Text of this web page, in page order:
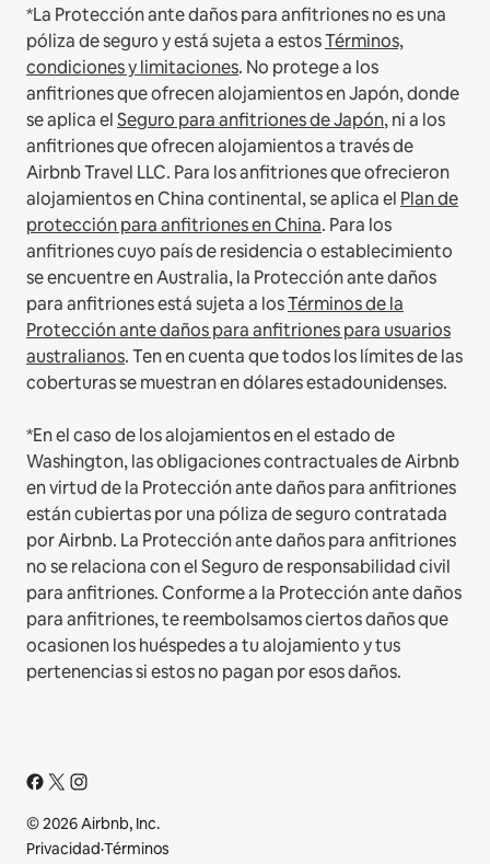
*La Protección ante daños para anfitriones no es una
póliza de seguro y está sujeta a estosTérminos,
condiciones y limitaciones. No protege a los
anfitriones que ofrecen alojamientos en Japón, donde
se aplica elSeguro para anfitriones de Japón, ni a los
anfitriones que ofrecen alojamientos a través de
Airbnb Travel LLC. Para los anfitriones que ofrecieron
alojamientos en China continental, se aplica el Plan de
protección para anfitriones en China. Para los
anfitriones cuyo país de residencia o establecimiento
se encuentre en Australia, la Protección ante daños
para anfitriones está sujeta a losTérminos de la
Protección ante daños para anfitriones para usuarios
australianos. Ten en cuenta que todos los límites de las
coberturas se muestran en dólares estadounidenses.
*En el caso de los alojamientos en el estado de
Washington, las obligaciones contractuales de Airbnb
en virtud de la Protección ante daños para anfitriones
están cubiertas por una póliza de seguro contratada
por Airbnb. La Protección ante daños para anfitriones
no se relaciona con el Seguro de responsabilidad civil
para anfitriones. Conforme a la Protección ante daños
para anfitriones, te reembolsamos ciertos daños que
ocasionen los huéspedes a tu alojamiento y tus
pertenencias si estos no pagan por esos daños.
© 2026 Airbnb, Inc.
Privacidad·Términos